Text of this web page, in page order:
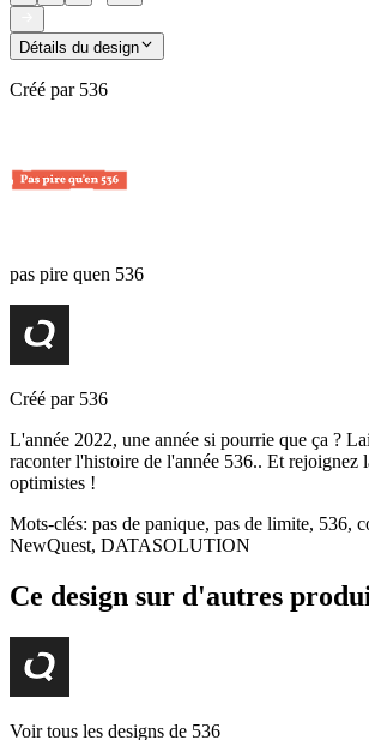
Détails du design
Créé par 536
pas pire quen 536
Créé par 536
L'année 2022, une année si pourrie que ça ?
raconter l'histoire de l'année 536.. Et rejoignez
optimistes !
Mots-clés: pas de panique, pas de limite, 536,
NewQuest, DATASOLUTION
Ce design sur d'autres
Voir tous les designs de 536